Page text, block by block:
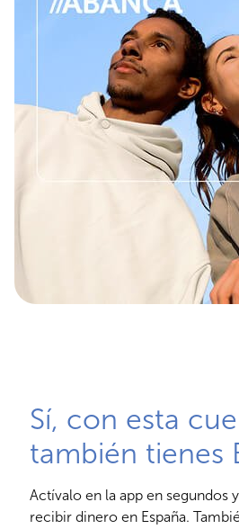
Sí, con esta
también tienes
Actívalo en la app en segundos
recibir dinero en España.